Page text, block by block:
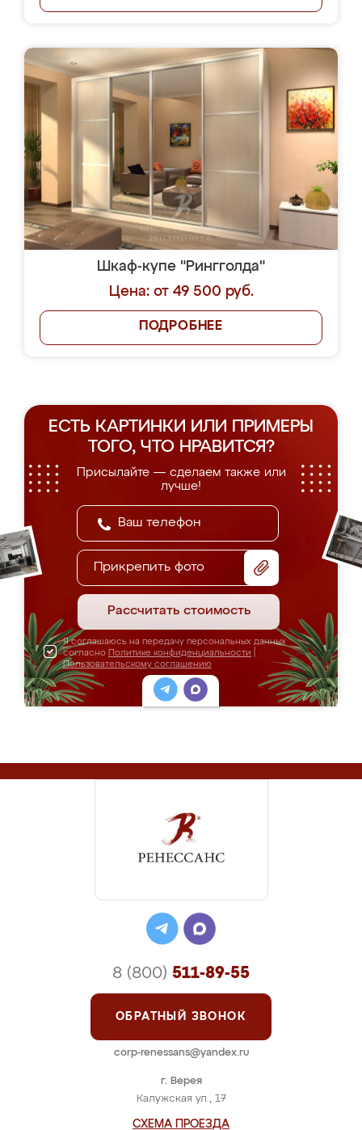
Шкаф-купе "Рингголда"
Цена: от 49 500 руб.
ПОДРОБНЕЕ
ЕСТЬ КАРТИНКИ ИЛИ ПРИМЕРЫ
ТОГО, ЧТО НРАВИТСЯ?
Присылайте — сделаем также или
лучше!
Прикрепить фото
Рассчитать стоимость
Я соглашаюсь на передачу персональных данных
согласно Политике конфиденциальности
Пользовательскому соглашению
г. Верея
Калужская ул., 17
СХЕМА ПРОЕЗДА
8 (800) 511-89-55
ОБРАТНЫЙ ЗВОНОК
corp-renessans@yandex.ru